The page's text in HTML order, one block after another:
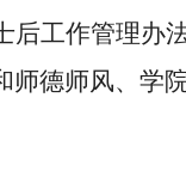
工作管理办
师德师风、学